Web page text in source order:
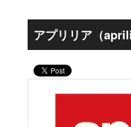
アプリリア（